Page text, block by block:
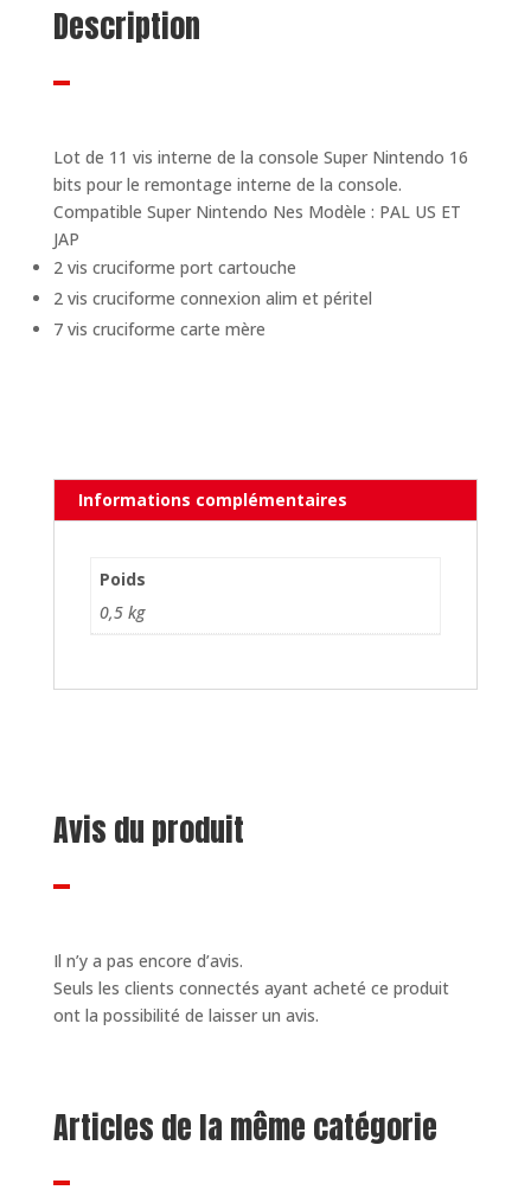
Description
Lot de 11 vis interne de la console Super Nintendo 16
bits pour le remontage interne de la console.
Compatible Super Nintendo Nes Modèle : PAL US ET
JAP
2 vis cruciforme port cartouche
2 vis cruciforme connexion alim et péritel
7 vis cruciforme carte mère
Informations complémentaires
Poids
0,5 kg
Avis du produit
Il n’y a pas encore d’avis.
Seuls les clients connectés ayant acheté ce produit
ont la possibilité de laisser un avis.
Articles de la même catégorie